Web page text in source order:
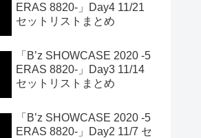
ERAS 8820-」Day4 11/21
セットリストまとめ
「B’z SHOWCASE 2020 -5
ERAS 8820-」Day3 11/14
セットリストまとめ
「B’z SHOWCASE 2020 -5
ERAS 8820-」Day2 11/7 セ